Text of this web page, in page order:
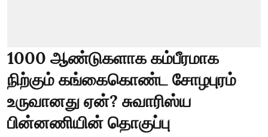
1000 ஆண்டுகளாக கம்பீரமாக
நிற்கும் கங்கைகொண்ட சோழபுரம்
உருவானது ஏன்? சுவாரிஸ்ய
பின்னணியின் தொகுப்பு